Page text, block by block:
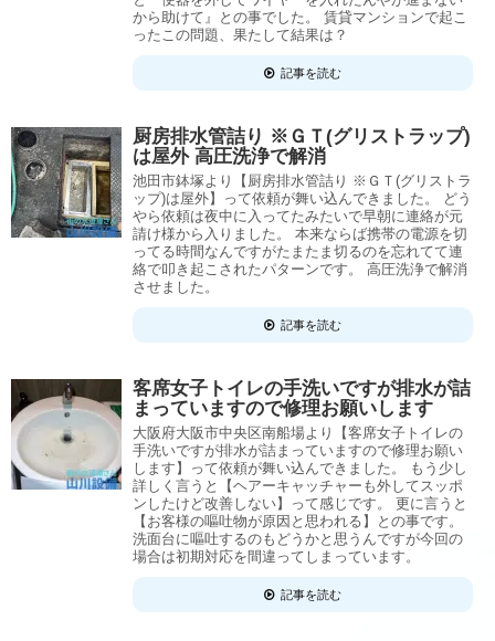
から助けて』との事でした。 賃貸マンションで起こ
ったこの問題、果たして結果は？
記事を読む
厨房排水管詰り ※ＧＴ(グリストラップ)
は屋外 高圧洗浄で解消
池田市鉢塚より【厨房排水管詰り ※ＧＴ(グリストラ
ップ)は屋外】って依頼が舞い込んできました。 どう
やら依頼は夜中に入ってたみたいで早朝に連絡が元
請け様から入りました。 本来ならば携帯の電源を切
ってる時間なんですがたまたま切るのを忘れてて連
絡で叩き起こされたパターンです。 高圧洗浄で解消
させました。
記事を読む
客席女子トイレの手洗いですが排水が詰
まっていますので修理お願いします
大阪府大阪市中央区南船場より【客席女子トイレの
手洗いですが排水が詰まっていますので修理お願い
します】って依頼が舞い込んできました。 もう少し
詳しく言うと【ヘアーキャッチャーも外してスッポ
ンしたけど改善しない】って感じです。 更に言うと
【お客様の嘔吐物が原因と思われる】との事です。
洗面台に嘔吐するのもどうかと思うんですが今回の
場合は初期対応を間違ってしまっています。
記事を読む